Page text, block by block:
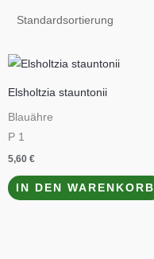
Elsholtzia stauntonii
Blauähre
P 1
5,60 €
IN DEN WARENKORB